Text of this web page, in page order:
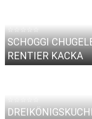
☆☆☆☆☆
SCHOGGI
RENTIER KACKA